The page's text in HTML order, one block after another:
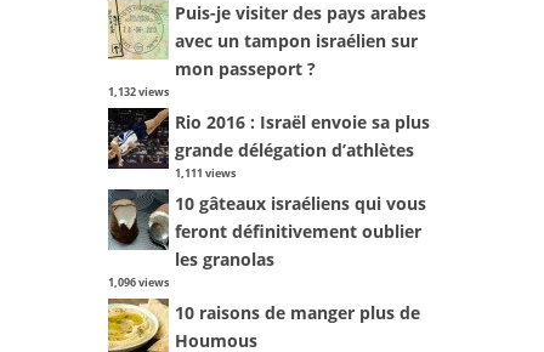
Puis-je visiter des pays arabes
avec un tampon israélien sur
mon passeport ?
1,132 views
Rio 2016 : Israël envoie sa plus
grande délégation d’athlètes
1,111 views
10 gâteaux israéliens qui vous
feront définitivement oublier
les granolas
1,096 views
10 raisons de manger plus de
Houmous